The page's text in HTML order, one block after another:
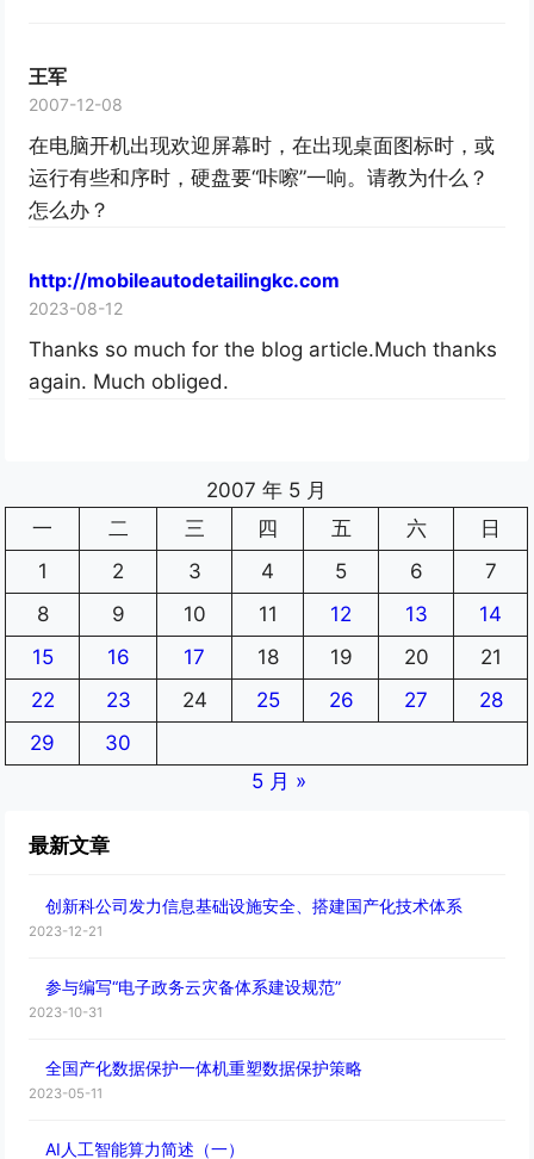
王军
2007-12-08
在电脑开机出现欢迎屏幕时，在出现桌面图标时，或
运行有些和序时，硬盘要“咔嚓”一响。请教为什么？
怎么办？
http://mobileautodetailingkc.com
2023-08-12
Thanks so much for the blog article.Much thanks
again. Much obliged.
2007 年 5 月
一
二 三 四 五 六
日
1
2 3 4 5 6
7
8
9 10 11 12 13
14
15
16 17 18 19 20
21
22
23 24 25 26 27
28
29
30
5 月 »
最新文章
创新科公司发力信息基础设施安全、搭建国产化技术体系
2023-12-21
参与编写“电子政务云灾备体系建设规范”
2023-10-31
全国产化数据保护一体机重塑数据保护策略
2023-05-11
AI人工智能算力简述（一）